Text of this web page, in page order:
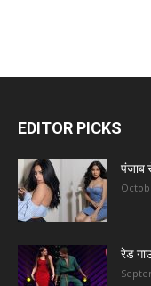
EDITOR PICKS
पंजाब
रेड